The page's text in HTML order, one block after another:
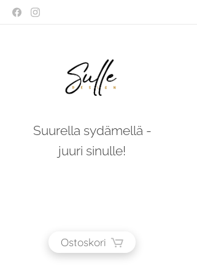
Suurella sydämellä -
juuri sinulle!
Ostoskori